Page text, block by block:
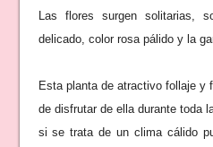
Las flores surgen solitarias,
delicado, color rosa pálido y la
Esta planta de atractivo follaje y
de disfrutar de ella durante toda
si se trata de un clima cálido